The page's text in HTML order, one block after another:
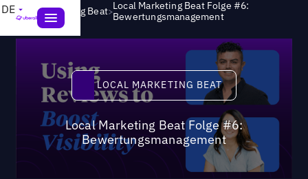
DE Local Marketing Beat>Local Marketing Beat Folge #6:
Bewertungsmanagement
Local Marketing Beat
LOCAL MARKETING BEAT
Local Marketing Beat Folge #6:
Bewertungsmanagement